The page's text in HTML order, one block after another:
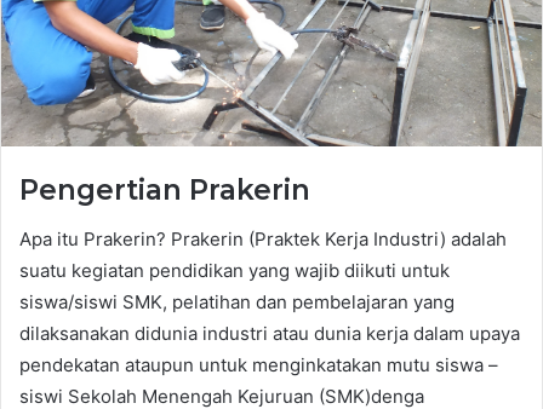
Pengertian Prakerin
Apa itu Prakerin? Prakerin (Praktek Kerja Industri) adalah
suatu kegiatan pendidikan yang wajib diikuti untuk
siswa/siswi SMK, pelatihan dan pembelajaran yang
dilaksanakan didunia industri atau dunia kerja dalam upaya
pendekatan ataupun untuk menginkatakan mutu siswa –
siswi Sekolah Menengah Kejuruan (SMK)denga